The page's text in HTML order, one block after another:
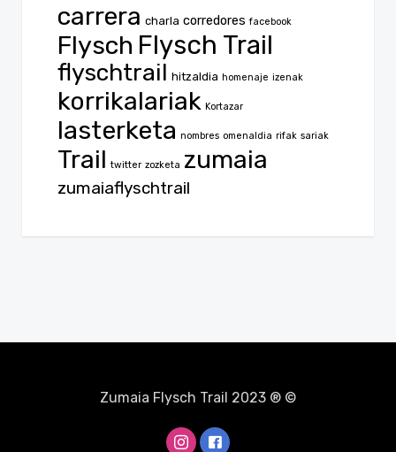
carrera charla corredores facebook
Flysch Flysch Trail
flyschtrail hitzaldia homenaje izenak
korrikalariak Kortazar
lasterketa nombres omenaldia rifak sariak
Trail twitter zozketa zumaia
zumaiaflyschtrail
Zumaia Flysch Trail 2023 ® ©